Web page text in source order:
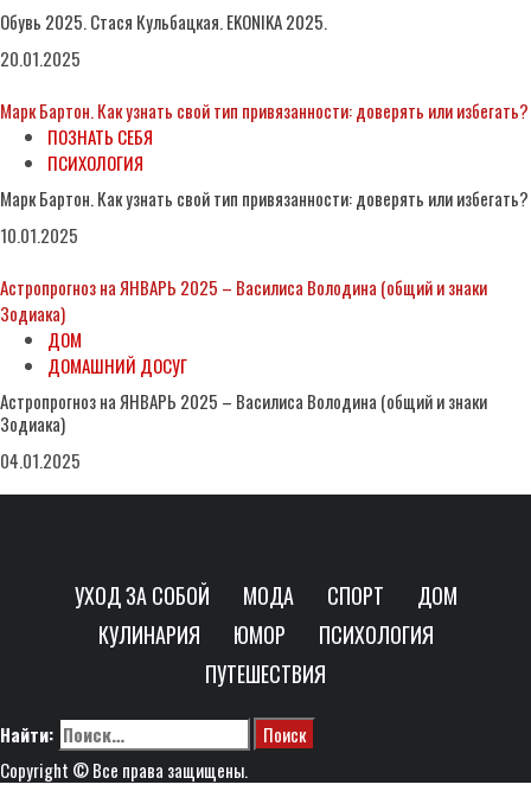
Обувь 2025. Стася Кульбацкая. EKONIKA 2025.
20.01.2025
Марк Бартон. Как узнать свой тип привязанности: доверять или избегать?
ПОЗНАТЬ СЕБЯ
ПСИХОЛОГИЯ
Марк Бартон. Как узнать свой тип привязанности: доверять или избегать?
10.01.2025
Астропрогноз на ЯНВАРЬ 2025 – Василиса Володина (общий и знаки
Зодиака)
ДОМ
ДОМАШНИЙ ДОСУГ
Астропрогноз на ЯНВАРЬ 2025 – Василиса Володина (общий и знаки
Зодиака)
04.01.2025
УХОД ЗА СОБОЙ МОДА СПОРТ
ДОМ
КУЛИНАРИЯ
ЮМОР
ПСИХОЛОГИЯ
ПУТЕШЕСТВИЯ
Найти:
Copyright © Все права защищены.